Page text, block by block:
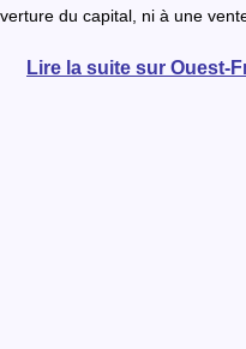
du capital, ni à une
Lire la suite sur Ouest-